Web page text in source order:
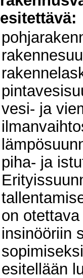
esitettävä:
vesi- ja
piha- ja
on
insinööriin
esitellään